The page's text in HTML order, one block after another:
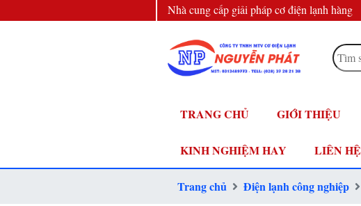
Nhà cung cấp giải pháp cơ điện lạnh hàng
Tìm
kiếm:
TRANG CHỦ GIỚI THIỆU
KINH NGHIỆM HAY LIÊN HỆ
Trang chủ Điện lạnh công nghiệp